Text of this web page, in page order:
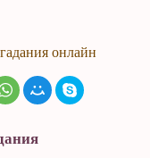
гадания онлайн